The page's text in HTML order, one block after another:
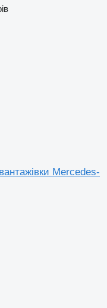
Mercedes-